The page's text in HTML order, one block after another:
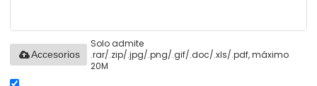
Solo admite
.rar/.zip/.jpg/.png/.gif/.doc/.xls/.pdf, máximo
20M
Accesorios